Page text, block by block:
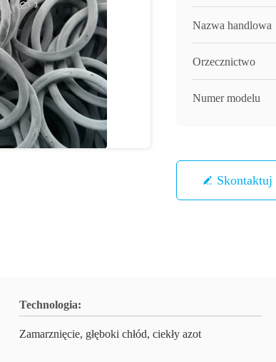
Nazwa handlowa
Orzecznictwo
Numer modelu
Technologia:
Zamarznięcie, głęboki chłód, ciekły azot